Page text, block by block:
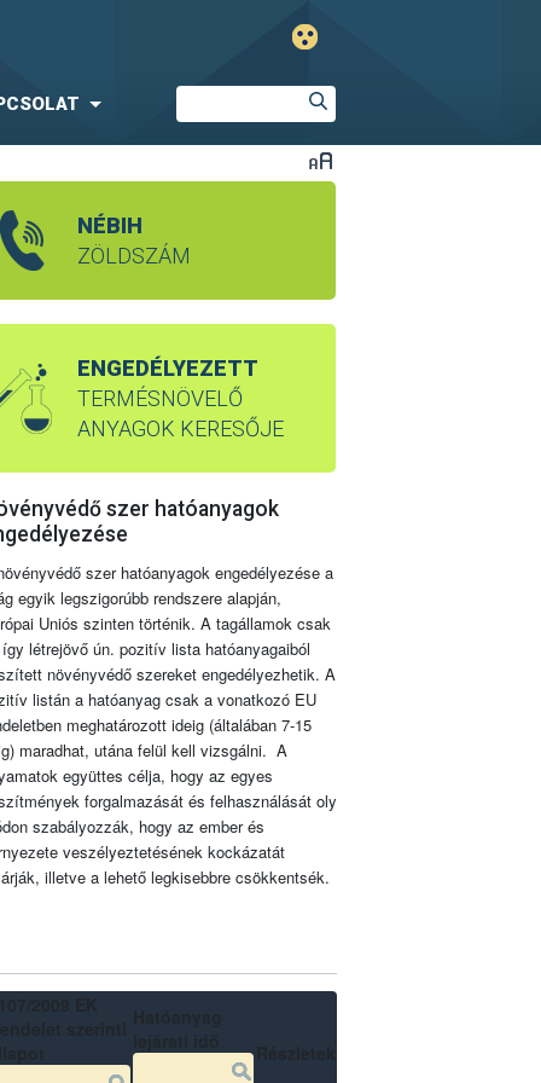
NÉBIH
ZÖLDSZÁM
ENGEDÉLYEZETT
TERMÉSNÖVELŐ
ANYAGOK KERESŐJE
szer hatóanyagok
szer hatóanyagok engedélyezése a
egyik legszigorúbb rendszere alapján,
Uniós szinten történik. A tagállamok csak
létrejövő ún. pozitív lista hatóanyagaiból
növényvédő szereket engedélyezhetik. A
listán a hatóanyag csak a vonatkozó EU
meghatározott ideig (általában 7-15
maradhat, utána felül kell vizsgálni. A
együttes célja, hogy az egyes
forgalmazását és felhasználását oly
szabályozzák, hogy az ember és
veszélyeztetésének kockázatát
illetve a lehető legkisebbre csökkentsék.